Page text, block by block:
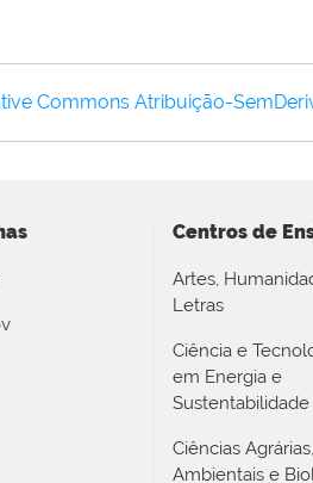
Commons Atribuição-
Centros de
Artes,
Letras
Ciência e
em Energia e
Sustentabilidade
Ciências Agrárias,
Ambientais e